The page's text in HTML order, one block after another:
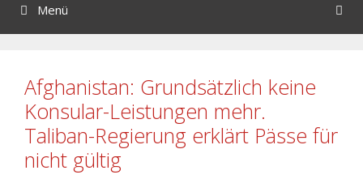
Menü
Afghanistan: Grundsätzlich keine
Konsular-Leistungen mehr.
Taliban-Regierung erklärt Pässe für
nicht gültig